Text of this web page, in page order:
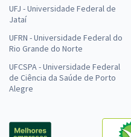
UFJ - Universidade Federal de
Jataí
UFRN - Universidade Federal do
Rio Grande do Norte
UFCSPA - Universidade Federal
de Ciência da Saúde de Porto
Alegre